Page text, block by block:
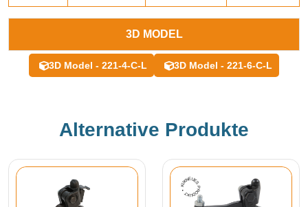
3D MODEL
3D Model - 221-4-C-L 3D Model - 221-6-C-L
Alternative Produkte
NEUES PRODUKT • KUKAMET •